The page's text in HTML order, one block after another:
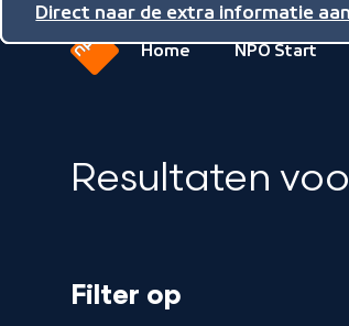
Direct naar de inhoud
Direct naar de hoofdnavigatie
Direct naar de extra informatie
van
NPO
Home NPO Start
Resultaten
Filter op